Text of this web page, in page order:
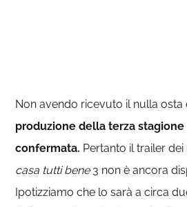
Non avendo ricevuto il nulla osta
produzione della terza
confermata. Pertanto il trailer
casa tutti bene3 non è ancora
Ipotizziamo che lo sarà a circa